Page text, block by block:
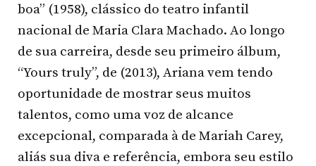
boa” (1958), clássico do teatro infantil
nacional de Maria Clara Machado. Ao longo
de sua carreira, desde seu primeiro álbum,
“Yours truly”, de (2013), Ariana vem tendo
oportunidade de mostrar seus muitos
talentos, como uma voz de alcance
excepcional, comparada à de Mariah Carey,
aliás sua diva e referência, embora seu estilo